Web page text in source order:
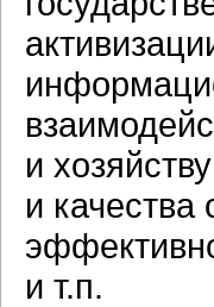
и
и качества
и т.п.